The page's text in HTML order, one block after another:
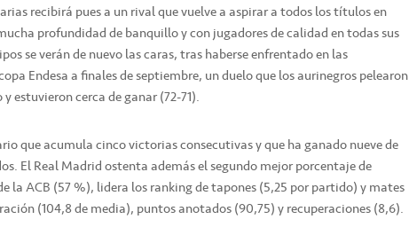
recibirá pues a un rival que vuelve a aspirar a todos los títulos en
profundidad de banquillo y con jugadores de calidad en todas sus
se verán de nuevo las caras, tras haberse enfrentado en las
Endesa a finales de septiembre, un duelo que los aurinegros pelearon
estuvieron cerca de ganar (72-71).
que acumula cinco victorias consecutivas y que ha ganado nueve de
El Real Madrid ostenta además el segundo mejor porcentaje de
la ACB (57 %), lidera los ranking de tapones (5,25 por partido) y mates
(104,8 de media), puntos anotados (90,75) y recuperaciones (8,6).